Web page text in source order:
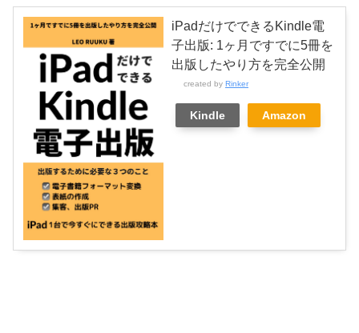
iPadだけでできるKindle電
子出版: 1ヶ月ですでに5冊を
出版したやり方を完全公開
created by Rinker
Kindle Amazon